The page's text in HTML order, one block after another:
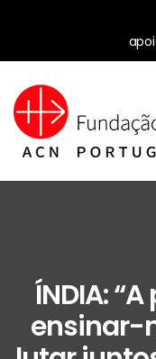
ÍNDIA:
ensinar-